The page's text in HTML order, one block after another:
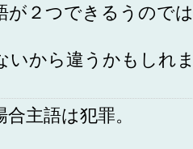
が２つできるうので
いから違うかもしれ
主語は犯罪。